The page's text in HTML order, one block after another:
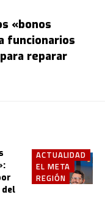
«bonos
funcionarios
reparar
ACTUALIDAD
EL META
REGIÓN